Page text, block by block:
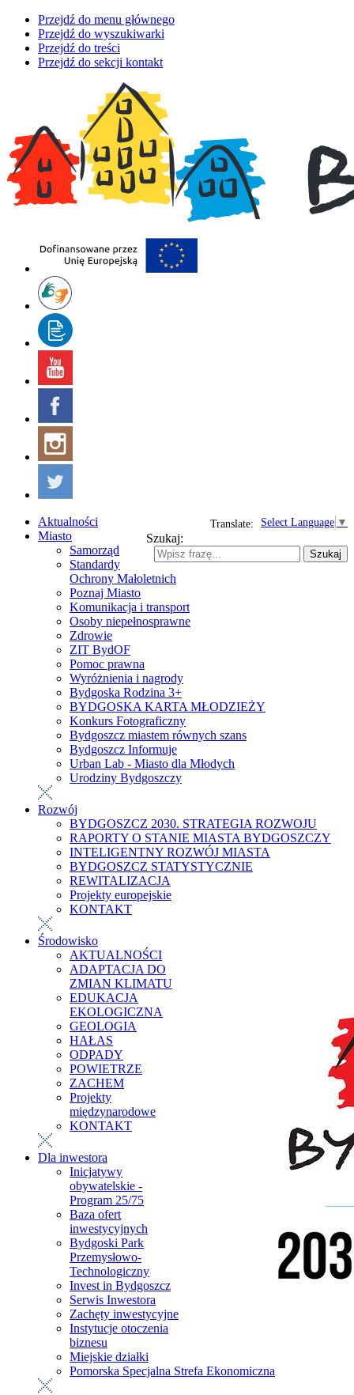
Przejdź do menu głównego
Przejdź do wyszukiwarki
Przejdź do treści
Przejdź do sekcji kontakt
Select Language ▼
Translate:
Szukaj:
Szukaj
Aktualności
Miasto
Samorząd
Standardy
Ochrony Małoletnich
Poznaj Miasto
Komunikacja i transport
Osoby niepełnosprawne
Zdrowie
ZIT BydOF
Pomoc prawna
Wyróżnienia i nagrody
Bydgoska Rodzina 3+
BYDGOSKA KARTA MŁODZIEŻY
Konkurs Fotograficzny
Bydgoszcz miastem równych szans
Bydgoszcz Informuje
Urban Lab - Miasto dla Młodych
Urodziny Bydgoszczy
Rozwój
BYDGOSZCZ 2030. STRATEGIA ROZWOJU
RAPORTY O STANIE MIASTA BYDGOSZCZY
INTELIGENTNY ROZWÓJ MIASTA
BYDGOSZCZ STATYSTYCZNIE
REWITALIZACJA
Projekty europejskie
KONTAKT
Środowisko
AKTUALNOŚCI
ADAPTACJA DO
ZMIAN KLIMATU
EDUKACJA
EKOLOGICZNA
GEOLOGIA
HAŁAS
ODPADY
POWIETRZE
ZACHEM
Projekty
międzynarodowe
KONTAKT
Dla inwestora
Inicjatywy
obywatelskie -
Program 25/75
Baza ofert
inwestycyjnych
Bydgoski Park
Przemysłowo-
Technologiczny
Invest in Bydgoszcz
Serwis Inwestora
Zachęty inwestycyjne
Instytucje otoczenia
biznesu
Miejskie działki
Pomorska Specjalna Strefa Ekonomiczna